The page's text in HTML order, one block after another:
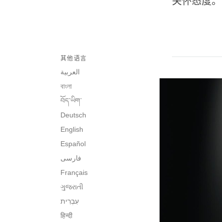
其他语言
العربية
বাংলা
བོད་ཡིག་
Deutsch
English
Español
فارسی
Français
ગુજરાતી
हिन्दी